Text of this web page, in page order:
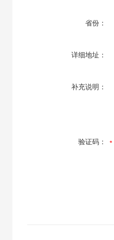
省份：
详细地址：
补充说明：
验证码：